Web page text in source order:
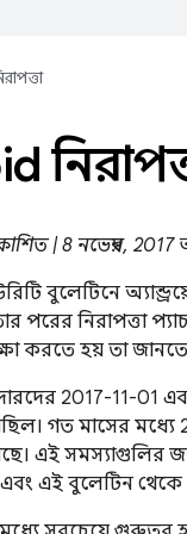
| 8 নভেম্বর,
বুলেটিনে
পরের নিরাপত্তা
করতে হয় তা
2017-11-01
গত মাসের মধ্যে
এই সমস্যাগুলির
এবং এই বুলেটিন